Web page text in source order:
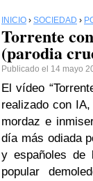
INICIO › SOCIEDAD ›
Torrente
(parodia
Publicado el 14 mayo
El vídeo
realizado con
mordaz e
día más odiada
y españoles de
popular